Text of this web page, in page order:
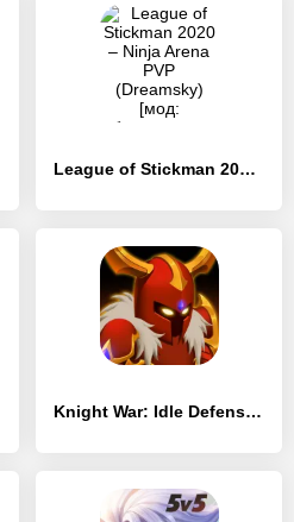
League of Stickman 2020 – Ninja Arena PVP (Dreamsky)
Knight War: Idle Defense Pro